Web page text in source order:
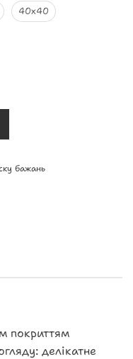
40х40
бажань
покриттям
делікатне